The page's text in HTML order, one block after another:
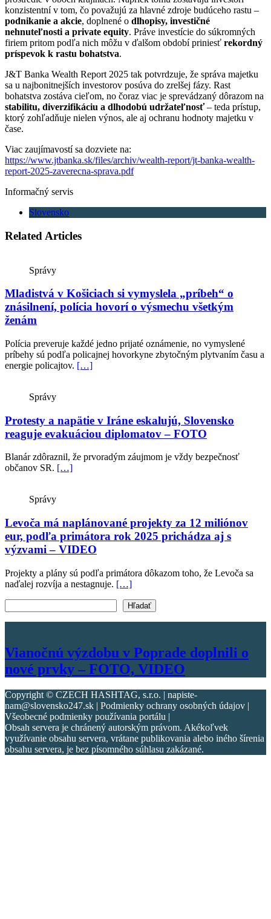
konzistentní v tom, čo považujú za hlavné zdroje budúceho rastu –
podnikanie a akcie, doplnené o dlhopisy, investičné
nehnuteľnosti a private equity. Práve investície do súkromných
firiem pritom podľa nich môžu v ďalšom období priniesť rekordný
príspevok k rastu bohatstva.
J&T Banka Wealth Report 2025 tak potvrdzuje, že správa majetku
sa u najbonitnejších investorov posúva do zrelšej fázy. Rast
bohatstva zostáva cieľom, no čoraz viac je sprevádzaný dôrazom na
stabilitu, diverzifikáciu a dlhodobú udržateľnosť– teda prístup,
ktorý zohľadňuje nielen výnos, ale aj ochranu hodnoty majetku v
čase.
Viac zaujímavostí sa dozviete na:
https://www.jtbanka.sk/files/archiv/wealth-report/jt-banka-wealth-
report-2025-zaverecna-sprava.pdf
Informačný servis
Slovensko
Related Articles
Správy
Mladistvá v Košiciach si vymyslela „príbeh“ o
znásilnení, polícia hovorí o výsmechu všetkým
ženám
Polícia preveruje každé jedno prijaté oznámenie, no vymyslené
príbehy sú podľa policajnej hovorkyne zbytočným plytvaním času a
energie policajtov. […]
Správy
Protesty a napätie v Iráne eskalujú, Slovensko
reaguje evakuáciou diplomatov – FOTO
Blanár zdôraznil, že prvoradým záujmom je vždy bezpečnosť
občanov SR. […]
Správy
Levoča má naplánované projekty za 12 miliónov
eur, podľa primátora rok 2025 prichádza aj s
výzvami – VIDEO
Projekty a plány sú podľa primátora dôkazom toho, že Levoča sa
naďalej rozvíja a nestagnuje. […]
Hľadať
Vianočnú výzdobu v Poprade doplnili o
nové prvky – FOTO, VIDEO
Copyright © CZECH HASHTAG, s.r.o. | napiste-
nam@slovensko247.sk | Podmienky ochrany osobných údajov |
Všeobecné podmienky používania portálu |
Obsah servera je chránený autorským právom. Akékoľvek
využívanie obsahu servera, vrátane publikovania alebo iného šírenia
obsahu servera, je bez písomného súhlasu zakázané.